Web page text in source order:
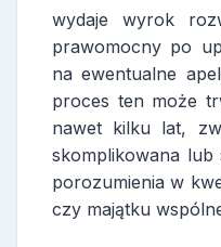
wydaje wyrok
prawomocny po
na ewentualne
proces ten może
nawet kilku lat,
skomplikowana
porozumienia w
czy majątku